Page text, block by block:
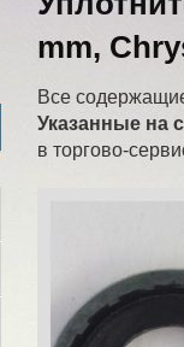
mm,
Все
Указанные на
в торгово-